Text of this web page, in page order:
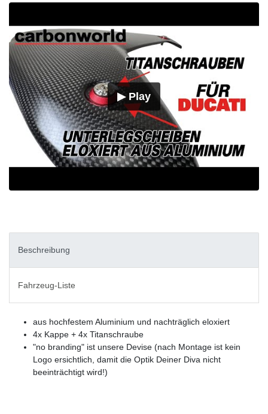
▶ Play
Beschreibung
Fahrzeug-Liste
aus hochfestem Aluminium und nachträglich eloxiert
4x Kappe + 4x Titanschraube
"no branding" ist unsere Devise (nach Montage ist kein
Logo ersichtlich, damit die Optik Deiner Diva nicht
beeinträchtigt wird!)